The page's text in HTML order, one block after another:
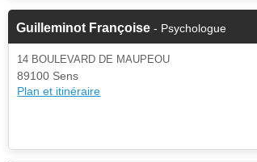
Guilleminot Françoise - Psychologue
14 BOULEVARD DE MAUPEOU
89100 Sens
Plan et itinéraire